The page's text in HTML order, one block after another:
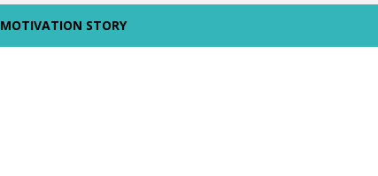
MOTIVATION STORY